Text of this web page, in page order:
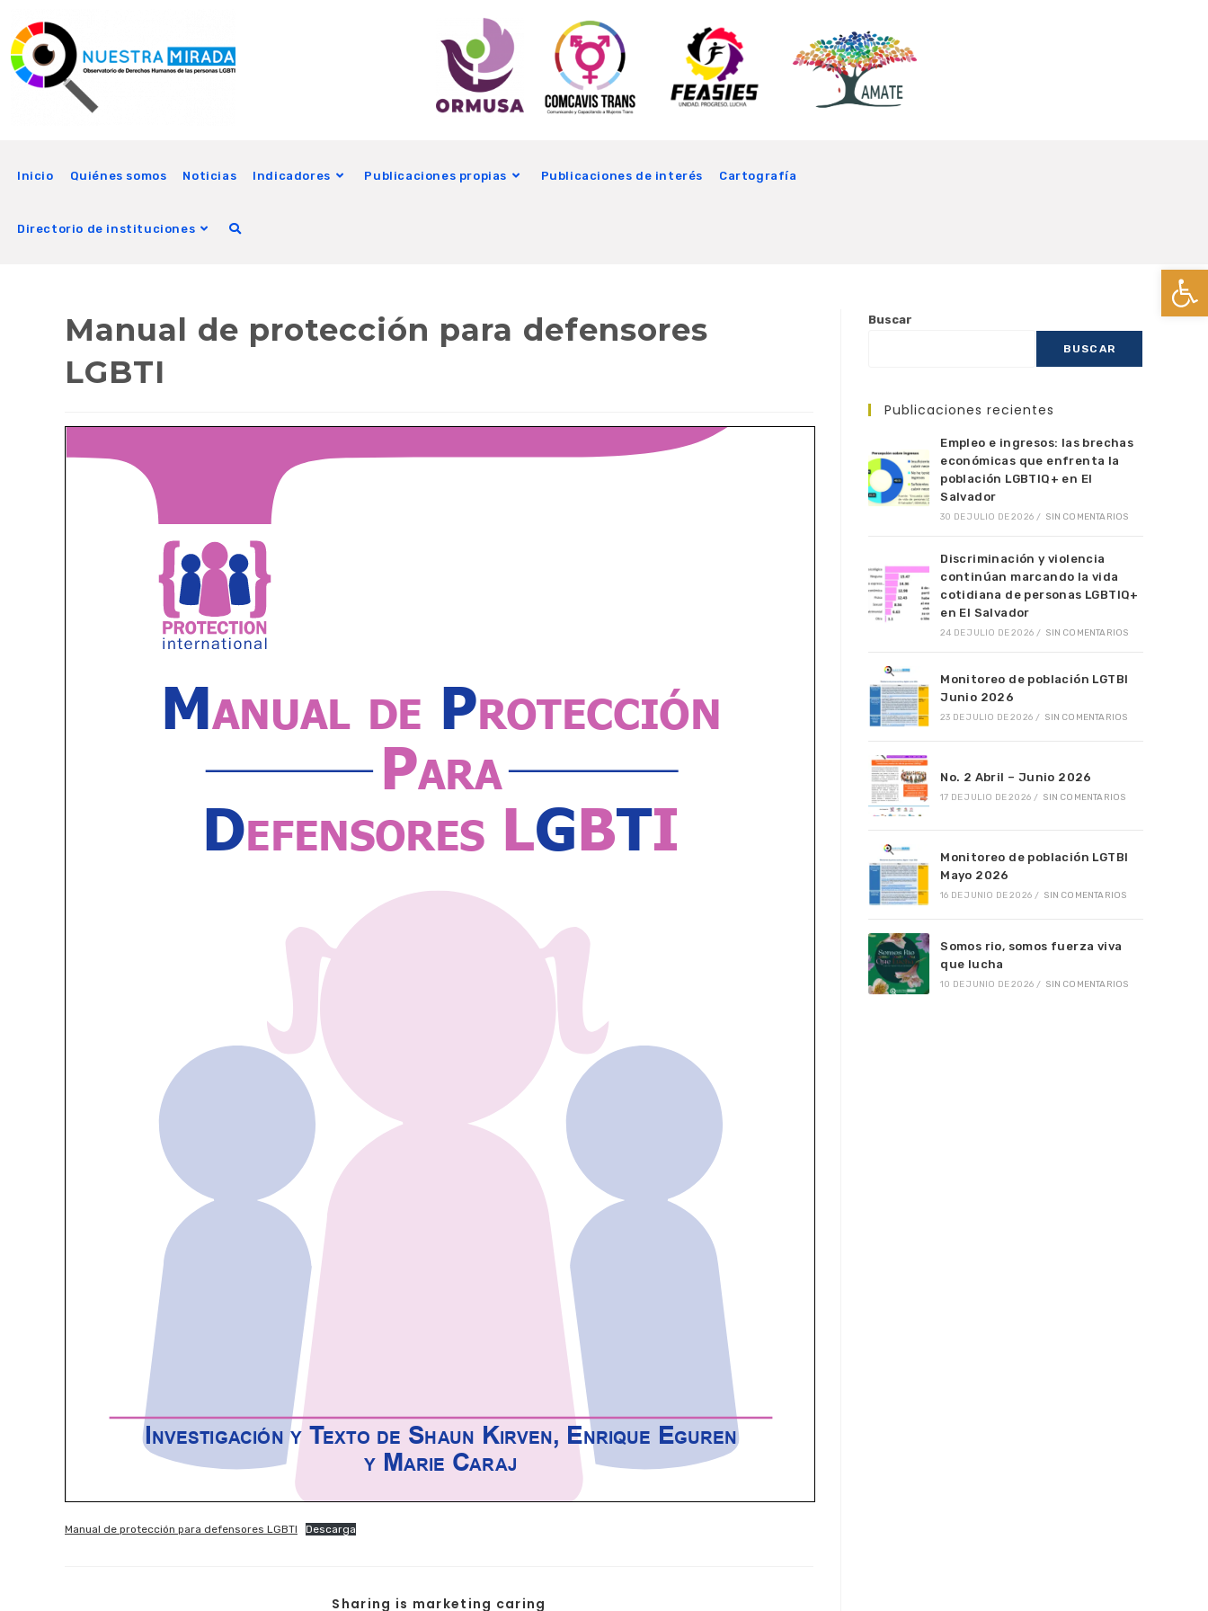
Inicio Quiénes somos Noticias Indicadores Publicaciones propias Publicaciones de interés Cartografía
Directorio de instituciones
Manual de protección para defensores
LGBTI
Manual de protección para defensores LGBTI Descarga
Sharing is marketing caring
Buscar
BUSCAR
Publicaciones recientes
Empleo e ingresos: las brechas
económicas que enfrenta la
población LGBTIQ+ en El
Salvador
30 DE JULIO DE 2026 / SIN COMENTARIOS
Discriminación y violencia
continúan marcando la vida
cotidiana de personas LGBTIQ+
en El Salvador
24 DE JULIO DE 2026 / SIN COMENTARIOS
Monitoreo de población LGTBI
Junio 2026
23 DE JULIO DE 2026 / SIN COMENTARIOS
No. 2 Abril – Junio 2026
17 DE JULIO DE 2026 / SIN COMENTARIOS
Monitoreo de población LGTBI
Mayo 2026
16 DE JUNIO DE 2026 / SIN COMENTARIOS
Somos rio, somos fuerza viva
que lucha
10 DE JUNIO DE 2026 / SIN COMENTARIOS